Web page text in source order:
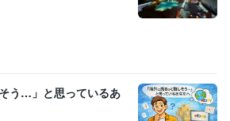
う…」と思っているあ